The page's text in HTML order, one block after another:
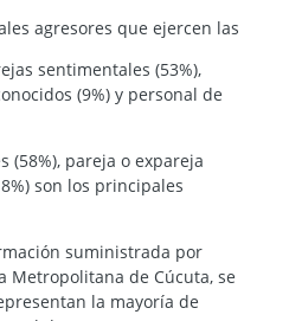
agresores que ejercen las
sentimentales (53%),
(9%) y personal de
(58%), pareja o expareja
son los principales
suministrada por
Metropolitana de Cúcuta, se
la mayoría de